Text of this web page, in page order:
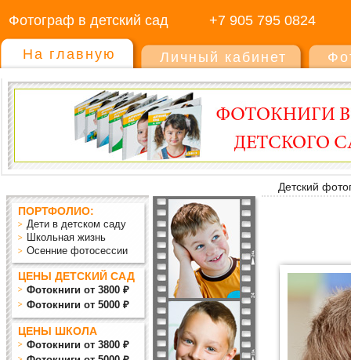
Фотограф в детский сад +7 905 795 0824
На главную Личный кабинет
Детский
ПОРТФОЛИО:
Дети в детском саду
Школьная жизнь
Осенние фотосессии
ЦЕНЫ ДЕТСКИЙ САД
Фотокниги от 3800 ₽
Фотокниги от 5000 ₽
ЦЕНЫ ШКОЛА
Фотокниги от 3800 ₽